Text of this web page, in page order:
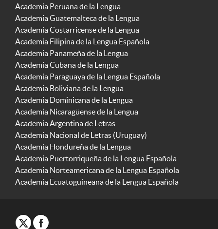
Academia Peruana de la Lengua
Academia Guatemalteca de la Lengua
Academia Costarricense de la Lengua
Academia Filipina de la Lengua Española
Academia Panameña de la Lengua
Academia Cubana de la Lengua
Academia Paraguaya de la Lengua Española
Academia Boliviana de la Lengua
Academia Dominicana de la Lengua
Academia Nicaragüense de la Lengua
Academia Argentina de Letras
Academia Nacional de Letras (Uruguay)
Academia Hondureña de la Lengua
Academia Puertorriqueña de la Lengua Española
Academia Norteamericana de la Lengua Española
Academia Ecuatoguineana de la Lengua Española